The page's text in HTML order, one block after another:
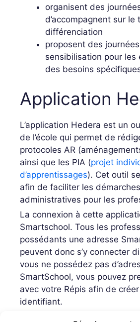
organisent des
d’accompagnent sur le
différenciation
proposent des
sensibilisation pour les
des besoins
Application
L’application Hedera est un
de l’école qui permet de
protocoles AR
ainsi que les PIA (projet
d’apprentissages). Cet outil
afin de faciliter les démarches
administratives pour les
La connexion à cette
Smartschool. Tous les
possédants une adresse
peuvent donc s’y connecter
vous ne possédez pas
SmartSchool, vous pouvez
avec votre Répis afin de
identifiant.